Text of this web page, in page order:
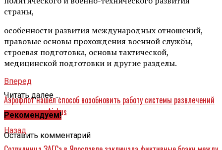
страны,
особенности развития международных отношений,
правовые основы прохождения военной службы,
строевая подготовка, основы тактической,
медицинской подготовки и другие разделы.
Вперед
Аэрофлот нашел способ возобновить работу системы развлечений
на самолетах Airbus
Назад
Читать далее ...
Рекомендуем!
Оставить комментарий